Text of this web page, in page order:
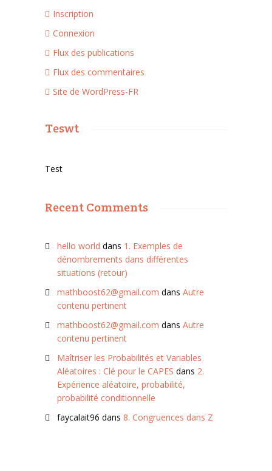
Inscription
Connexion
Flux des publications
Flux des commentaires
Site de WordPress-FR
Teswt
Test
Recent Comments
hello world dans 1. Exemples de
dénombrements dans différentes
situations (retour)
mathboost62@gmail.com dans Autre
contenu pertinent
mathboost62@gmail.com dans Autre
contenu pertinent
Maîtriser les Probabilités et Variables
Aléatoires : Clé pour le CAPES dans 2.
Expérience aléatoire, probabilité,
probabilité conditionnelle
faycalait96 dans 8. Congruences dans Z